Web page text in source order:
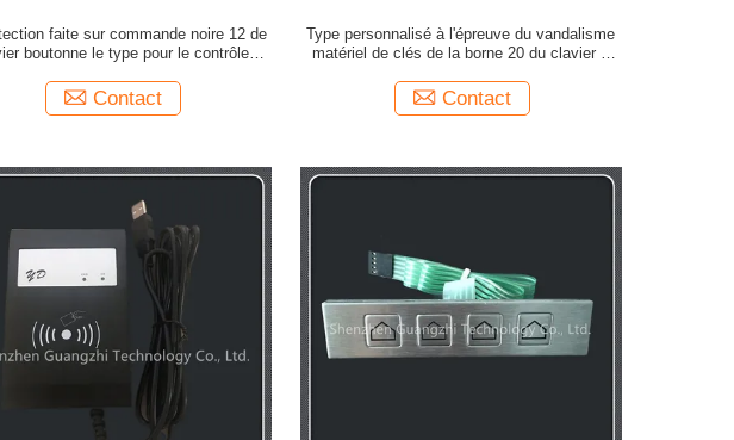
faite sur commande noire 12 de
boutonne le type pour le contrôle
Contact
Type personnalisé à l'épreuve du vandalisme
matériel de clés de la borne 20 du clavier 9
Contact